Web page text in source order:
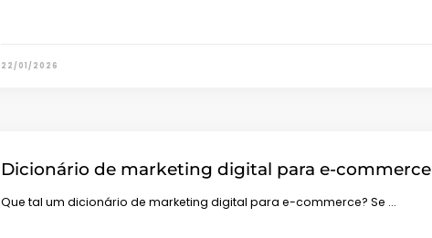
22/01/2026
Dicionário de marketing digital para e-commerce
Que tal um dicionário de marketing digital para e-commerce? Se …